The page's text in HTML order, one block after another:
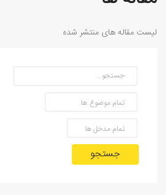
لیست مقاله های منتشر شده
جستجو